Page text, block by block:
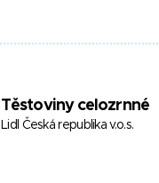
Těstoviny celozrnné
Lidl Česká republika v.o.s.